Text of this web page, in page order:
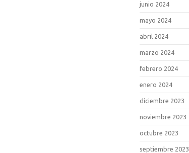
junio 2024
mayo 2024
abril 2024
marzo 2024
febrero 2024
enero 2024
diciembre 2023
noviembre 2023
octubre 2023
septiembre 2023